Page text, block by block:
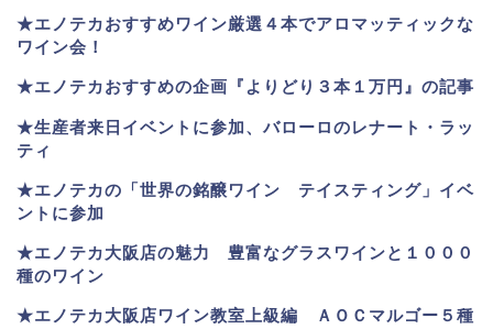
★エノテカおすすめワイン厳選４本でアロマッティックな
ワイン会！
★エノテカおすすめの企画『よりどり３本１万円』の記事
★生産者来日イベントに参加、バローロのレナート・ラッ
ティ
★エノテカの「世界の銘醸ワイン テイスティング」イベ
ントに参加
★エノテカ大阪店の魅力 豊富なグラスワインと１０００
種のワイン
★エノテカ大阪店ワイン教室上級編 ＡＯＣマルゴー５種